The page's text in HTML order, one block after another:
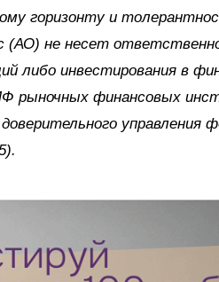
горизонту и
не несет
либо инвестирования в
рыночных финансовых
управления